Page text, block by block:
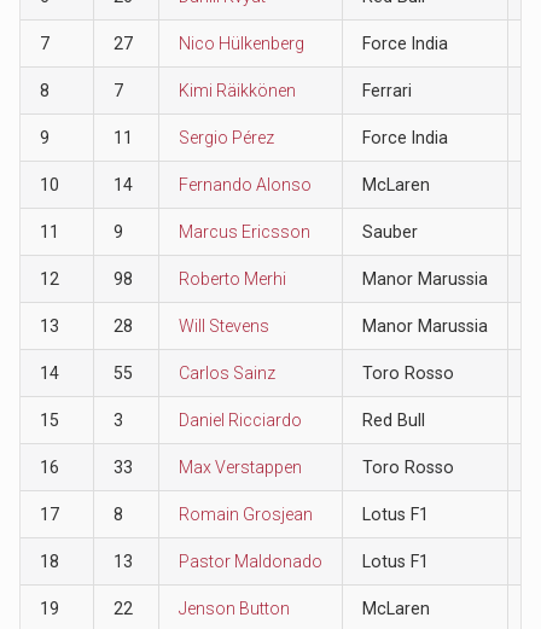
7 27 Nico Hülkenberg Force India
8 7 Kimi Räikkönen Ferrari
9 11 Sergio Pérez Force India
10 14 Fernando Alonso McLaren
11 9 Marcus Ericsson Sauber
12 98 Roberto Merhi Manor Marussia
13 28 Will Stevens Manor Marussia
14 55 Carlos Sainz Toro Rosso
15 3 Daniel Ricciardo Red Bull
16 33 Max Verstappen Toro Rosso
17 8 Romain Grosjean Lotus F1
18 13 Pastor Maldonado Lotus F1
19 22 Jenson Button McLaren